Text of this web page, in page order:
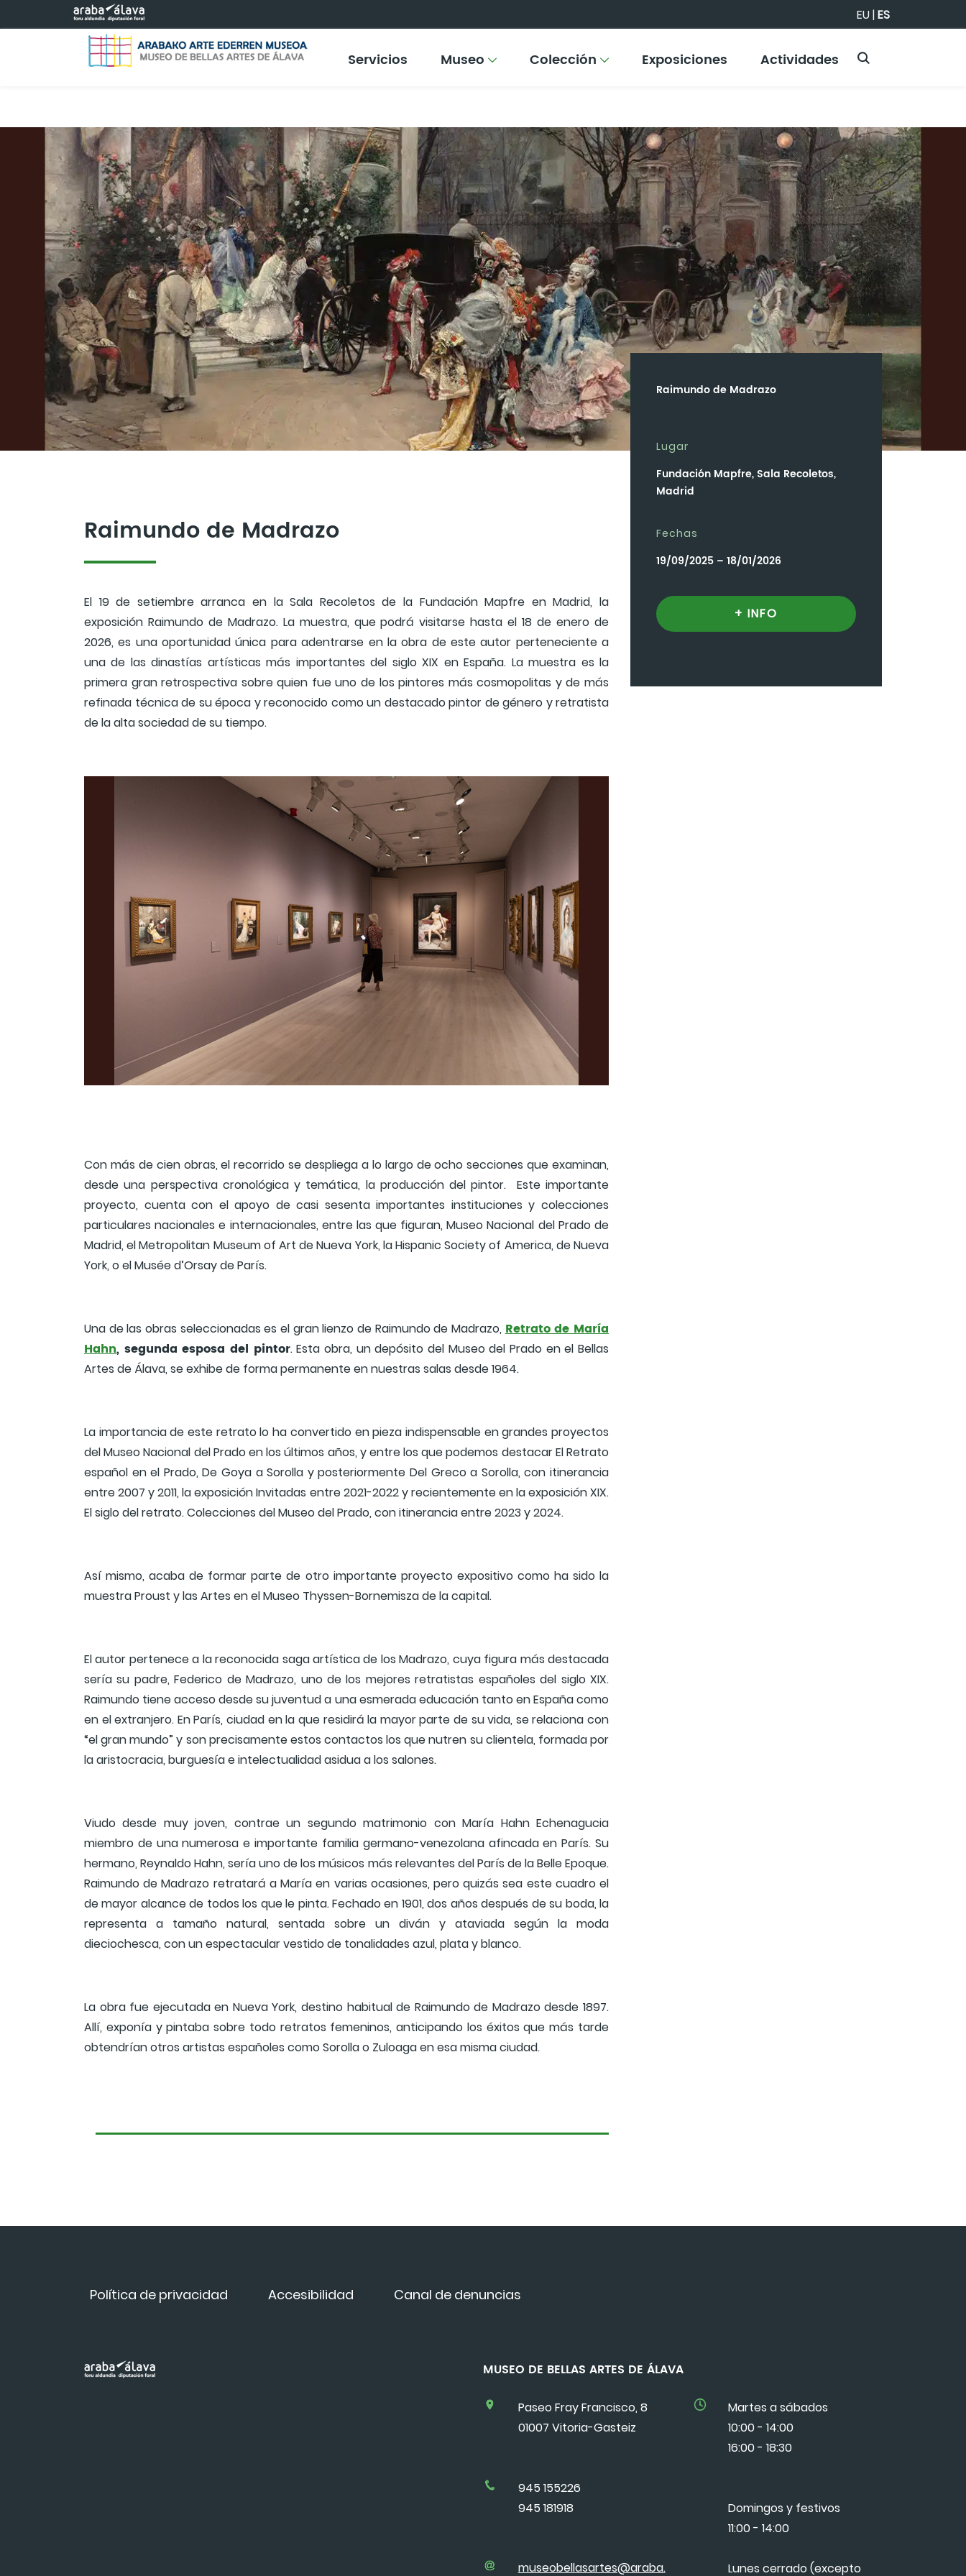
Saltar al contenido principal EU|ES
Servicios Museo Colección Exposiciones Actividades
Raimundo de Madrazo
El 19 de setiembre arranca en la Sala Recoletos de la Fundación Mapfre en Madrid, la
exposición Raimundo de Madrazo. La muestra, que podrá visitarse hasta el 18 de enero de
2026, es una oportunidad única para adentrarse en la obra de este autor perteneciente a
una de las dinastías artísticas más importantes del siglo XIX en España. La muestra es la
primera gran retrospectiva sobre quien fue uno de los pintores más cosmopolitas y de más
refinada técnica de su época y reconocido como un destacado pintor de género y retratista
de la alta sociedad de su tiempo.
Con más de cien obras, el recorrido se despliega a lo largo de ocho secciones que examinan,
desde una perspectiva cronológica y temática, la producción del pintor. Este importante
proyecto, cuenta con el apoyo de casi sesenta importantes instituciones y colecciones
particulares nacionales e internacionales, entre las que figuran, Museo Nacional del Prado de
Madrid, el Metropolitan Museum of Art de Nueva York, la Hispanic Society of America, de Nueva
York, o el Musée d’Orsay de París.
Una de las obras seleccionadas es el gran lienzo de Raimundo de Madrazo, Retrato de María
Hahn, segunda esposa del pintor. Esta obra, un depósito del Museo del Prado en el Bellas
Artes de Álava, se exhibe de forma permanente en nuestras salas desde 1964.
La importancia de este retrato lo ha convertido en pieza indispensable en grandes proyectos
del Museo Nacional del Prado en los últimos años, y entre los que podemos destacar El Retrato
español en el Prado, De Goya a Sorolla y posteriormente Del Greco a Sorolla, con itinerancia
entre 2007 y 2011, la exposición Invitadas entre 2021-2022 y recientemente en la exposición XIX.
El siglo del retrato. Colecciones del Museo del Prado, con itinerancia entre 2023 y 2024.
Así mismo, acaba de formar parte de otro importante proyecto expositivo como ha sido la
muestra Proust y las Artes en el Museo Thyssen-Bornemisza de la capital.
El autor pertenece a la reconocida saga artística de los Madrazo, cuya figura más destacada
sería su padre, Federico de Madrazo, uno de los mejores retratistas españoles del siglo XIX.
Raimundo tiene acceso desde su juventud a una esmerada educación tanto en España como
en el extranjero. En París, ciudad en la que residirá la mayor parte de su vida, se relaciona con
“el gran mundo” y son precisamente estos contactos los que nutren su clientela, formada por
la aristocracia, burguesía e intelectualidad asidua a los salones.
Viudo desde muy joven, contrae un segundo matrimonio con María Hahn Echenagucia
miembro de una numerosa e importante familia germano-venezolana afincada en París. Su
hermano, Reynaldo Hahn, sería uno de los músicos más relevantes del París de la Belle Epoque.
Raimundo de Madrazo retratará a María en varias ocasiones, pero quizás sea este cuadro el
de mayor alcance de todos los que le pinta. Fechado en 1901, dos años después de su boda, la
representa a tamaño natural, sentada sobre un diván y ataviada según la moda
dieciochesca, con un espectacular vestido de tonalidades azul, plata y blanco.
La obra fue ejecutada en Nueva York, destino habitual de Raimundo de Madrazo desde 1897.
Allí, exponía y pintaba sobre todo retratos femeninos, anticipando los éxitos que más tarde
obtendrían otros artistas españoles como Sorolla o Zuloaga en esa misma ciudad.
Raimundo de Madrazo
Lugar
Fundación Mapfre, Sala Recoletos,
Madrid
Fechas
19/09/2025 – 18/01/2026
+ INFO
Política de privacidad Accesibilidad Canal de denuncias
MUSEO DE BELLAS ARTES DE ÁLAVA
Paseo Fray Francisco, 8
01007 Vitoria-Gasteiz
Martes a sábados
10:00 - 14:00
16:00 - 18:30
945 155226
945 181918
Domingos y festivos
11:00 - 14:00
museobellasartes@araba. Lunes cerrado (excepto